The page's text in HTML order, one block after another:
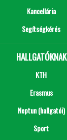
Kancellária
Segítségkérés
HALLGATÓKNAK
KTH
Erasmus
Neptun (hallgatói)
Sport